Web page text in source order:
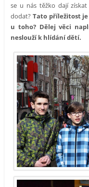
se u nás těžko dají
dodat? Tato příležitost
u toho? Dělej věci
neslouží k hlídání dětí.